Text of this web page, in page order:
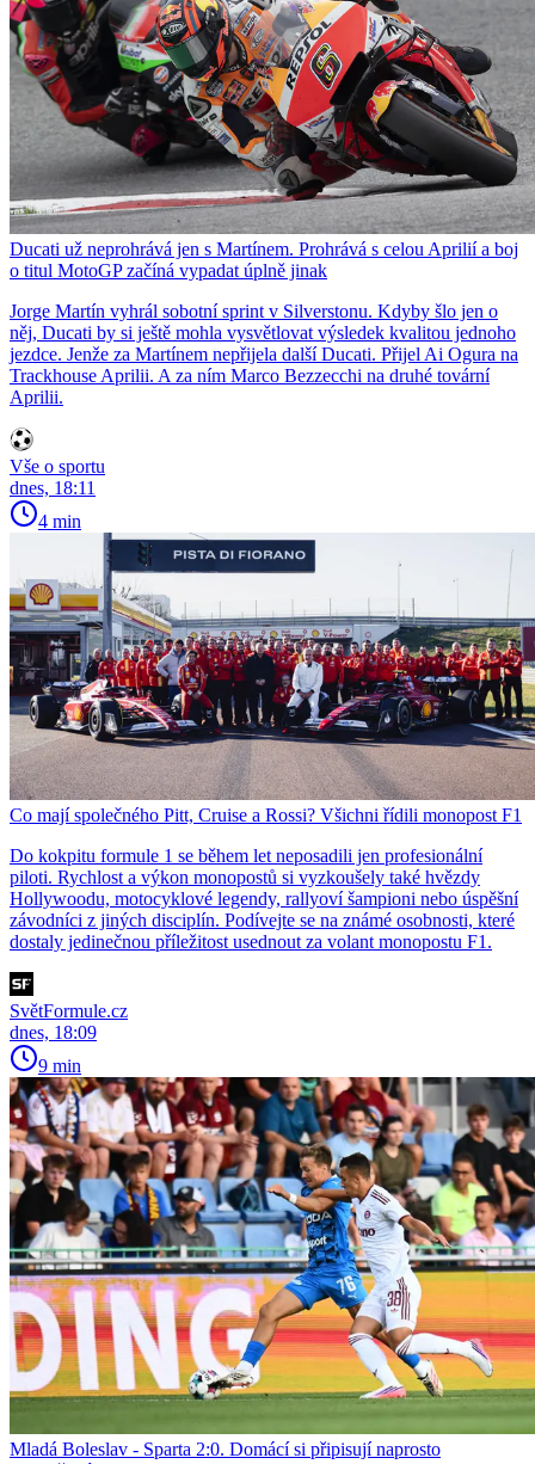
Ducati už neprohrává jen s Martínem. Prohrává s celou Aprilií a boj
o titul MotoGP začíná vypadat úplně jinak
Jorge Martín vyhrál sobotní sprint v Silverstonu. Kdyby šlo jen o
něj, Ducati by si ještě mohla vysvětlovat výsledek kvalitou jednoho
jezdce. Jenže za Martínem nepřijela další Ducati. Přijel Ai Ogura na
Trackhouse Aprilii. A za ním Marco Bezzecchi na druhé tovární
Aprilii.
Vše o sportu
dnes, 18:11
4 min
Co mají společného Pitt, Cruise a Rossi? Všichni řídili monopost F1
Do kokpitu formule 1 se během let neposadili jen profesionální
piloti. Rychlost a výkon monopostů si vyzkoušely také hvězdy
Hollywoodu, motocyklové legendy, rallyoví šampioni nebo úspěšní
závodníci z jiných disciplín. Podívejte se na známé osobnosti, které
dostaly jedinečnou příležitost usednout za volant monopostu F1.
SvětFormule.cz
dnes, 18:09
9 min
Mladá Boleslav - Sparta 2:0. Domácí si připisují naprosto